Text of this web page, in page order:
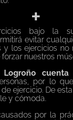
+
bajo la
evitar
los ejercicios
nuestros
Logroño
por lo
ejercicio. De
y cómoda.
por la